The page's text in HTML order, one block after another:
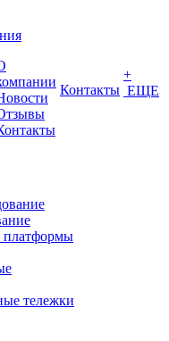
Контакты
+
ЕЩЕ
платформы
тележки